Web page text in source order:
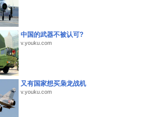
中国的武器不被认可?
v.youku.com
又有国家想买枭龙战机
v.youku.com